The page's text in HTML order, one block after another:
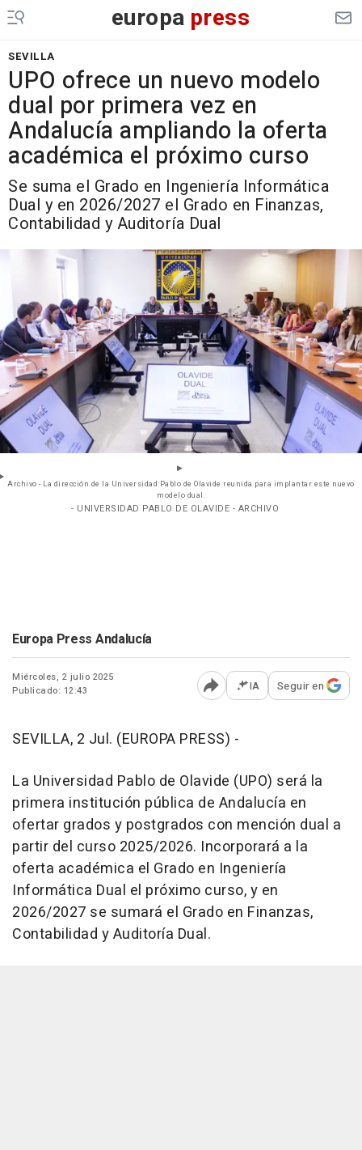
europa press
SEVILLA
UPO ofrece un nuevo modelo
dual por primera vez en
Andalucía ampliando la oferta
académica el próximo curso
Se suma el Grado en Ingeniería Informática
Dual y en 2026/2027 el Grado en Finanzas,
Contabilidad y Auditoría Dual
Archivo - La dirección de la Universidad Pablo de Olavide reunida para implantar este nuevo
modelo dual.
- UNIVERSIDAD PABLO DE OLAVIDE - ARCHIVO
Europa Press Andalucía
Miércoles, 2 julio 2025
Publicado: 12:43
Abrir opciones para
IA Seguir en
SEVILLA, 2 Jul. (EUROPA PRESS) -
La Universidad Pablo de Olavide (UPO) será la
primera institución pública de Andalucía en
ofertar grados y postgrados con mención dual a
partir del curso 2025/2026. Incorporará a la
oferta académica el Grado en Ingeniería
Informática Dual el próximo curso, y en
2026/2027 se sumará el Grado en Finanzas,
Contabilidad y Auditoría Dual.